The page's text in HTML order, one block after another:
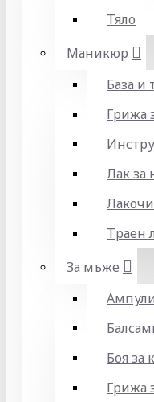
Тяло
Маникюр
База и
Грижа
Лак за
Траен
За мъже
Ампули
Боя за
Грижа